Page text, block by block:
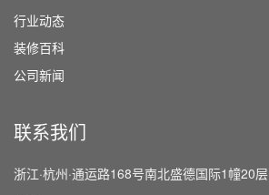
行业动态
装修百科
公司新闻
联系我们
浙江·杭州·通运路168号南北盛德国际1幢20层